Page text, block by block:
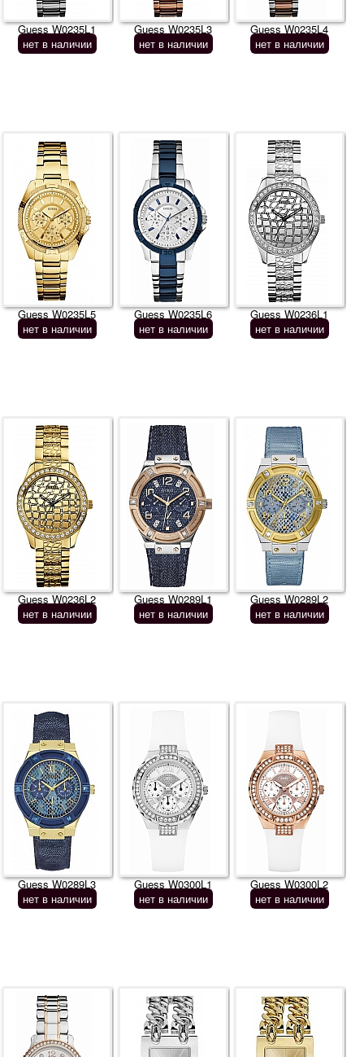
Guess W0235L1
нет в наличии
Guess W0235L3
нет в наличии
Guess W0235L4
нет в наличии
Guess W0235L5
нет в наличии
Guess W0235L6
нет в наличии
Guess W0236L1
нет в наличии
Guess W0236L2
нет в наличии
Guess W0289L1
нет в наличии
Guess W0289L2
нет в наличии
Guess W0289L3
нет в наличии
Guess W0300L1
нет в наличии
Guess W0300L2
нет в наличии